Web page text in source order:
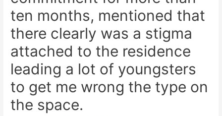
ten months, mentioned that
there clearly was a stigma
attached to the residence
leading a lot of youngsters
to get me wrong the type on
the space.